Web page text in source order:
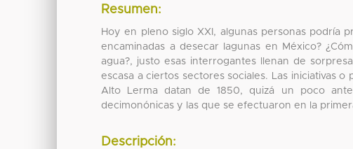
Resumen:
Hoy en pleno siglo XXI, algunas personas podría
encaminadas a desecar lagunas en México?
agua?, justo esas interrogantes llenan de
escasa a ciertos sectores sociales. Las iniciativas
Alto Lerma datan de 1850, quizá un poco
decimonónicas y las que se efectuaron en la
Descripción: